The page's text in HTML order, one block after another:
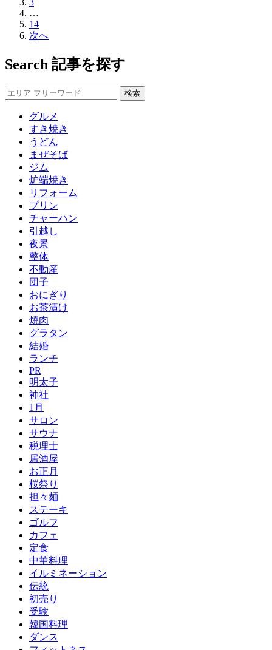
3
…
14
次へ
Search 記事を探す
グルメ
すき焼き
うどん
まぜそば
ジム
炉端焼き
リフォーム
プリン
チャーハン
引越し
夜景
整体
不動産
団子
おにぎり
お茶漬け
焼肉
グラタン
結婚
ランチ
PR
明太子
神社
1月
サロン
サウナ
税理士
居酒屋
お正月
桜祭り
担々麺
ステーキ
ゴルフ
カフェ
定食
中華料理
イルミネーション
伝統
初売り
受験
韓国料理
ダンス